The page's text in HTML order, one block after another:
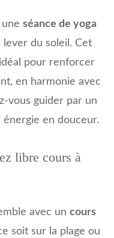
séance de yoga
lever du soleil. Cet
pour renforcer
en harmonie avec
vous guider par un
en douceur.
libre cours à
avec un cours
soit sur la plage ou